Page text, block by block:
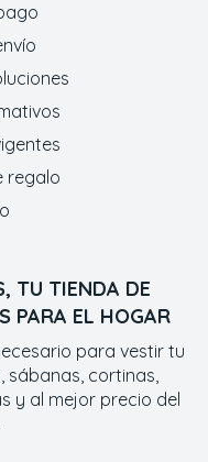
TU TIENDA DE
PARA EL HOGAR
para vestir tu
sábanas, cortinas,
y al mejor precio del
regalo